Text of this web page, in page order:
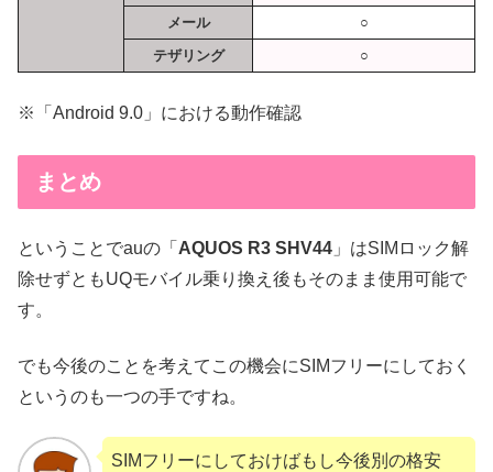
メール
○
テザリング
○
※「Android 9.0」における動作確認
まとめ
ということでauの「 AQUOS R3 SHV44 」はSIMロック解
除せずともUQモバイル乗り換え後もそのまま使用可能で
す。
でも今後のことを考えてこの機会にSIMフリーにしておく
というのも一つの手ですね。
SIMフリーにしておけばもし今後別の格安